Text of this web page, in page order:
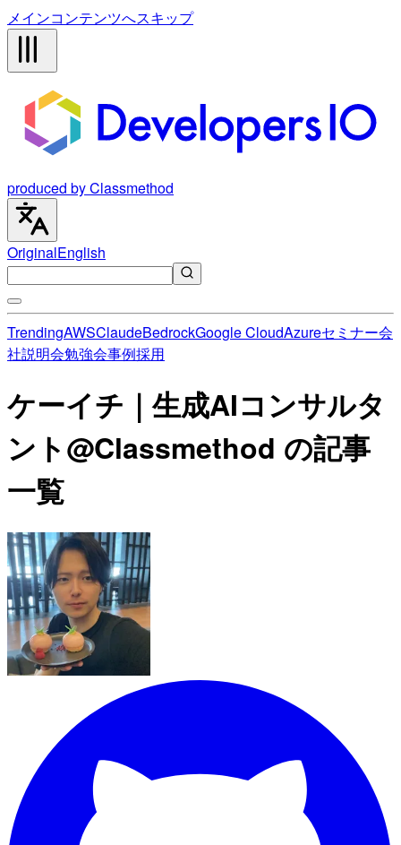
メインコンテンツへスキップ
produced by Classmethod
OriginalEnglish
TrendingAWSClaudeBedrockGoogle CloudAzureセミナー会
社説明会勉強会事例採用
ケーイチ｜生成AIコンサルタ
ント@Classmethod の記事
一覧